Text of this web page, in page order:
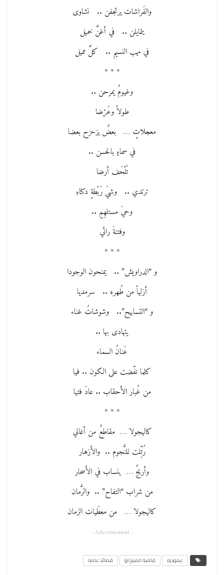
والفَراشات يرتجفن .. نشاوى
يتمايلن .. في أغنَّ خميل
في مهب النسيم .. كلَّ مميل
* * *
وغيومٌ يمرحن ..
طولاً وعَرْضا
معجلاتٍ … بعضٌ يزحزح بعضا
في سماءٍ بالحسن ..
تُلْحَف أرضا
ترتدي .. وشيَ رَبْطةٍ دكناءِ
وحيَ مستلهِمٍ ..
وفتنةَ رائي
* * *
و “الدراويش” .. يمنحون الوجودا
أزلياً من طُهره .. سرمديا
و “التسابيح”.. وشوشاتُ غناء
يتهادى بها ..
عَنانُ السماء
كلما نفّضت على الكون .. فيا
من غُبار الأحقاب .. عادَ فتيا
* * *
كاليجولا … مقاطعٌ من أغاني
رُتِّلت للنُّجوم .. والأزهار
وأريجٌ … ينساب في الأسحار
من شراب “التفاح” .. والرُّمان
كاليجولا … من معطَيات الزمان
- Advertisement -
عموديه قافية الميم (م) قصائد عامه